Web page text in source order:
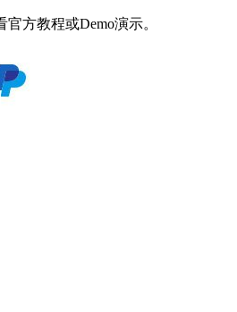
方教程或Demo演示。